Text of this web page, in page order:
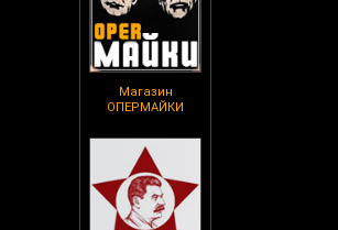
Магазин
ОПЕРМАЙКИ